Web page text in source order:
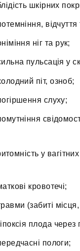
шкірних
ніг та рук;
пульсація у
піт, озноб;
слуху;
у
кровотечі;
(забиті
плода
пологи;